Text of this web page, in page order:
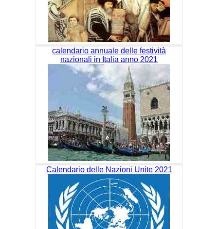
calendario annuale delle festività
nazionali in Italia anno 2021
Calendario delle Nazioni Unite 2021